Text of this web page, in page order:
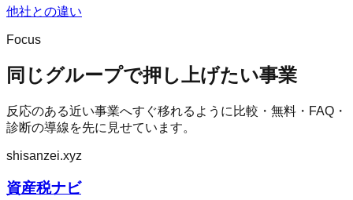
他社との違い
Focus
同じグループで押し上げたい事業
反応のある近い事業へすぐ移れるように比較・無料・FAQ・
診断の導線を先に見せています。
shisanzei.xyz
資産税ナビ